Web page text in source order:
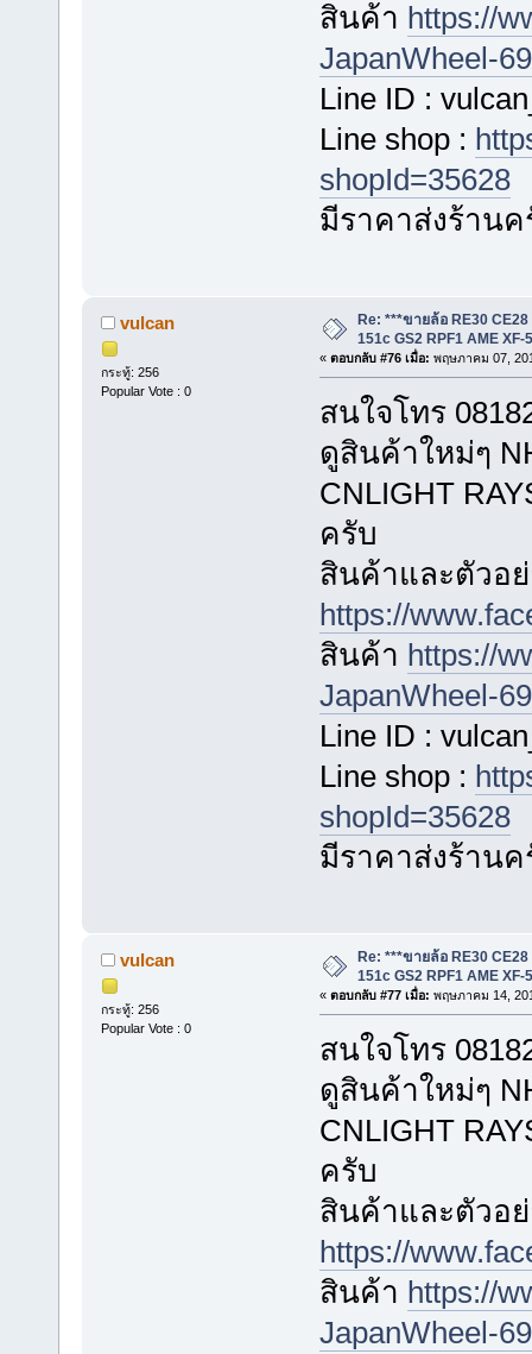
สินค้า https://
JapanWheel-
Line ID :
Line shop :
shopId=35628
มีราคาส่งร้านค
vulcan
กระทู้: 256
Popular Vote : 0
Re: ***ขายล้อ RE30 CE28
151c GS2 RPF1 AME XF-
« ตอบกลับ #76 เมื่อ: พฤษภาคม 07,
สนใจโทร
ดูสินค้าใหม่ๆ
CNLIGHT
ครับ
สินค้าและตัวอ
https://
สินค้า https://
JapanWheel-
Line ID :
Line shop :
shopId=35628
มีราคาส่งร้านค
vulcan
กระทู้: 256
Popular Vote : 0
Re: ***ขายล้อ RE30 CE28
151c GS2 RPF1 AME XF-
« ตอบกลับ #77 เมื่อ: พฤษภาคม 14,
สนใจโทร
ดูสินค้าใหม่ๆ
CNLIGHT
ครับ
สินค้าและตัวอ
https://
สินค้า https://
JapanWheel-